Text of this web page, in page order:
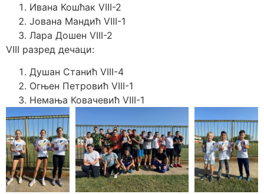
Ивана Кошћак VIII-2
Јована Мандић VIII-1
Лара Дошен VIII-2
VIII разред дечаци:
Душан Станић VIII-4
Огњен Петровић VIII-1
Немања Ковачевић VIII-1